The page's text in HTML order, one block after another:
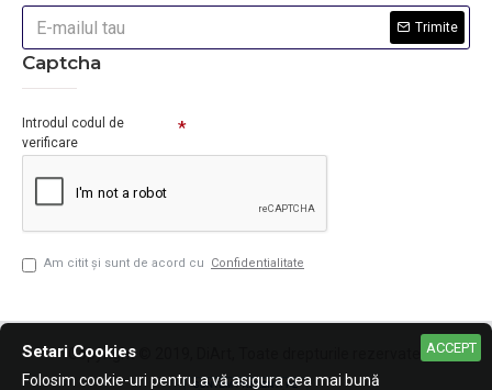
Trimite
Captcha
Introdul codul de
verificare
Am citit şi sunt de acord cu Confidentialitate
Copyright © 2019, DiArt, Toate drepturile rezervate. ACCEPT
Setari Cookies
Folosim cookie-uri pentru a vă asigura cea mai bună